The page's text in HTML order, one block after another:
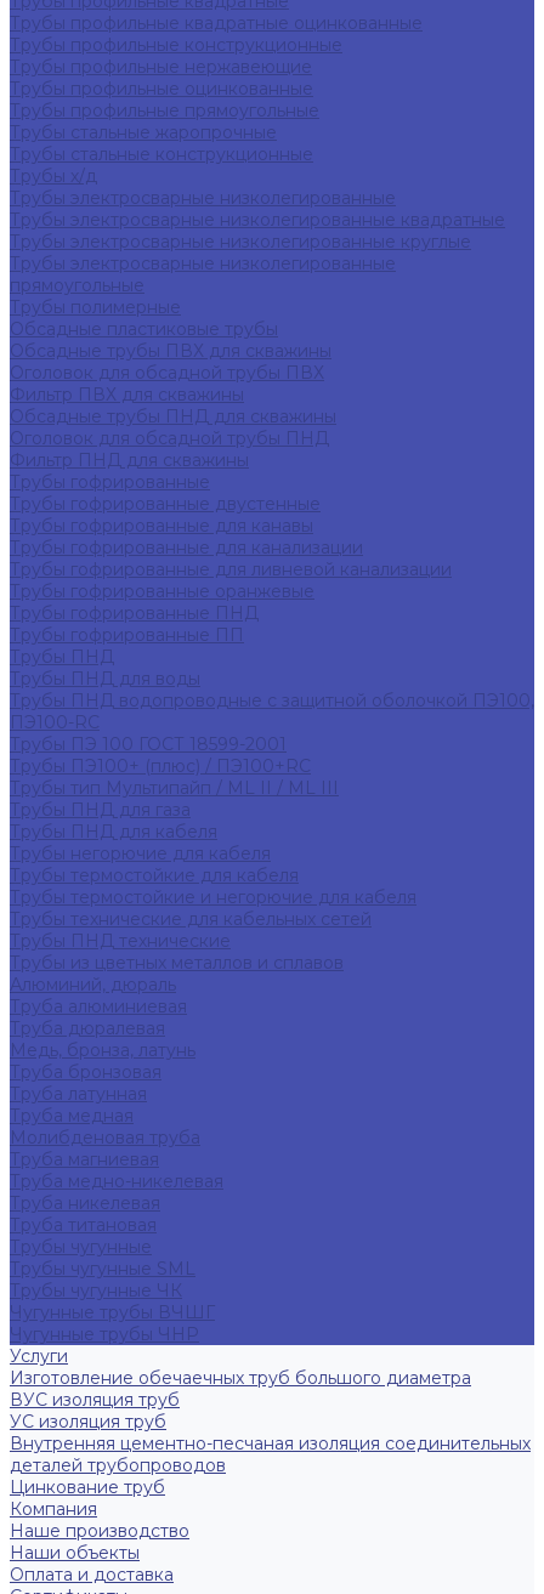
Трубы профильные квадратные оцинкованные
Трубы профильные конструкционные
Трубы профильные нержавеющие
Трубы профильные оцинкованные
Трубы профильные прямоугольные
Трубы стальные жаропрочные
Трубы стальные конструкционные
Трубы х/д
Трубы электросварные низколегированные
Трубы электросварные низколегированные квадратные
Трубы электросварные низколегированные круглые
Трубы электросварные низколегированные
прямоугольные
Трубы полимерные
Обсадные пластиковые трубы
Обсадные трубы ПВХ для скважины
Оголовок для обсадной трубы ПВХ
Фильтр ПВХ для скважины
Обсадные трубы ПНД для скважины
Оголовок для обсадной трубы ПНД
Фильтр ПНД для скважины
Трубы гофрированные
Трубы гофрированные двустенные
Трубы гофрированные для канавы
Трубы гофрированные для канализации
Трубы гофрированные для ливневой канализации
Трубы гофрированные оранжевые
Трубы гофрированные ПНД
Трубы гофрированные ПП
Трубы ПНД
Трубы ПНД для воды
Трубы ПНД водопроводные с защитной оболочкой ПЭ100,
ПЭ100-RC
Трубы ПЭ 100 ГОСТ 18599-2001
Трубы ПЭ100+ (плюс) / ПЭ100+RC
Трубы тип Мультипайп / ML II / ML III
Трубы ПНД для газа
Трубы ПНД для кабеля
Трубы негорючие для кабеля
Трубы термостойкие для кабеля
Трубы термостойкие и негорючие для кабеля
Трубы технические для кабельных сетей
Трубы ПНД технические
Трубы из цветных металлов и сплавов
Алюминий, дюраль
Труба алюминиевая
Труба дюралевая
Медь, бронза, латунь
Труба бронзовая
Труба латунная
Труба медная
Молибденовая труба
Труба магниевая
Труба медно-никелевая
Труба никелевая
Труба титановая
Трубы чугунные
Трубы чугунные SML
Трубы чугунные ЧК
Чугунные трубы ВЧШГ
Чугунные трубы ЧНР
Услуги
Изготовление обечаечных труб большого диаметра
ВУС изоляция труб
УС изоляция труб
Внутренняя цементно-песчаная изоляция соединительных
деталей трубопроводов
Цинкование труб
Компания
Наше производство
Наши объекты
Оплата и доставка